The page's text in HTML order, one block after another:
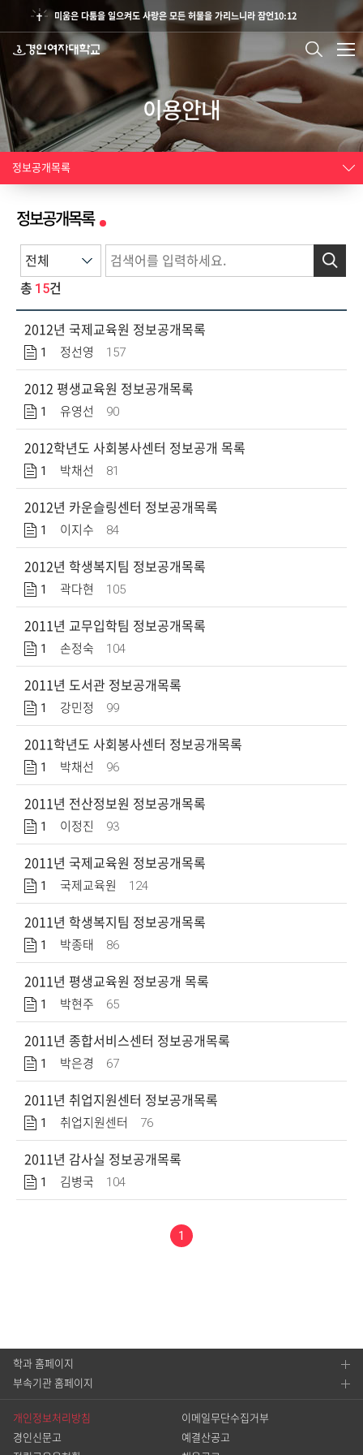
미움은 다툼을 일으켜도 사랑은 모든 허물을 가리느니라 잠언10:12
이용안내
정보공개목록
정보공개목록
총 15건
2012년 국제교육원 정보공개목록
1 정선영 157
2012 평생교육원 정보공개목록
1 유영선 90
2012학년도 사회봉사센터 정보공개 목록
1 박채선 81
2012년 카운슬링센터 정보공개목록
1 이지수 84
2012년 학생복지팀 정보공개목록
1 곽다현 105
2011년 교무입학팀 정보공개목록
1 손정숙 104
2011년 도서관 정보공개목록
1 강민정 99
2011학년도 사회봉사센터 정보공개목록
1 박채선 96
2011년 전산정보원 정보공개목록
1 이정진 93
2011년 국제교육원 정보공개목록
1 국제교육원 124
2011년 학생복지팀 정보공개목록
1 박종태 86
2011년 평생교육원 정보공개 목록
1 박현주 65
2011년 종합서비스센터 정보공개목록
1 박은경 67
2011년 취업지원센터 정보공개목록
1 취업지원센터 76
2011년 감사실 정보공개목록
1 김병국 104
1
학과 홈페이지
부속기관 홈페이지
개인정보처리방침
이메일무단수집거부
경인신문고
예결산공고